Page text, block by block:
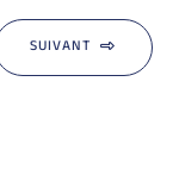
SUIVANT